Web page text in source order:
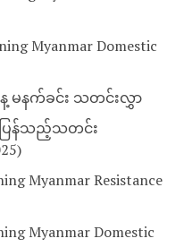
Myanmar Domestic
မနက်ခင်း သတင်းလွှာ
ပြန်သည့်သတင်း
Myanmar Resistance
Myanmar Domestic